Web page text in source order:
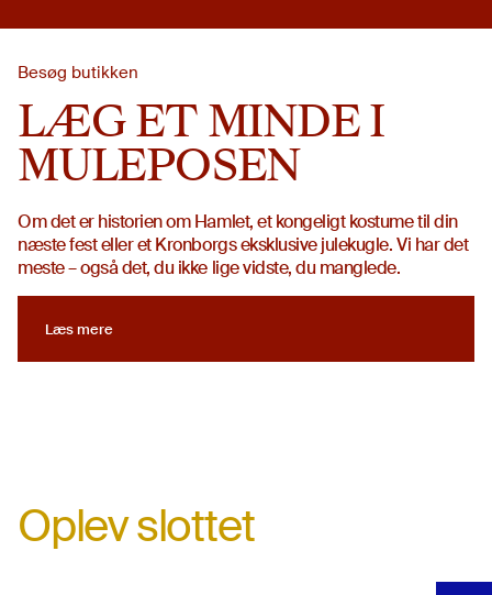
LÆG ET MINDE I
MULEPOSEN
Besøg butikken
Om det er historien om Hamlet, et kongeligt kostume til din
næste fest eller et Kronborgs eksklusive julekugle. Vi har det
meste – også det, du ikke lige vidste, du manglede.
Læs mere
Oplev slottet